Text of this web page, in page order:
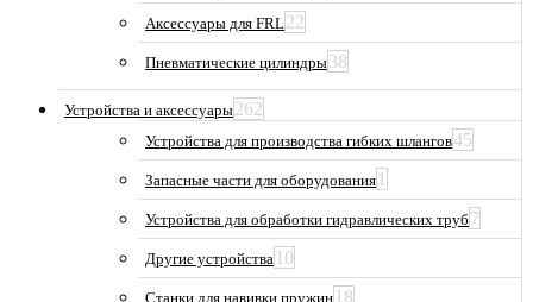
Аксессуары для FRL22
Пневматические цилиндры38
Устройства и аксессуары262
Устройства для производства гибких шлангов45
Запасные части для оборудования 1
Устройства для обработки гидравлических труб 7
Другие устройства 10
Станки для навивки пружин 18